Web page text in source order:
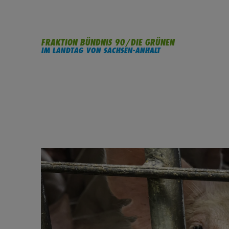
FRAKTION BÜNDNIS 90/DIE GRÜNEN
IM LANDTAG VON SACHSEN-ANHALT